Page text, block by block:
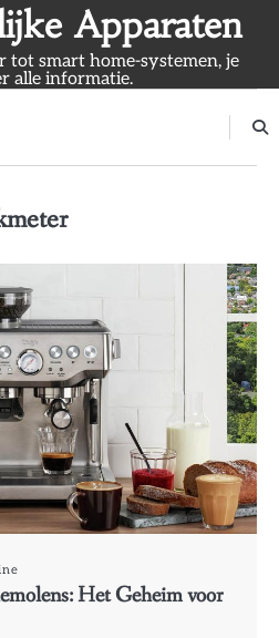
Apparaten
tot smart home-systemen, je
alle informatie.
Het Geheim voor